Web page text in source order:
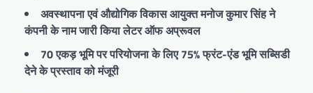
अवस्थापना एवं औद्योगिक विकास आयुक्त मनोज कुमार सिंह ने
कंपनी के नाम जारी किया लेटर ऑफ अप्रूवल
70 एकड़ भूमि पर परियोजना के लिए 75% फ्रंट-एंड भूमि सब्सिडी
देने के प्रस्ताव को मंजूरी